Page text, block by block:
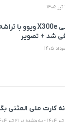
شد + تصویر
کارت ملی المثنی